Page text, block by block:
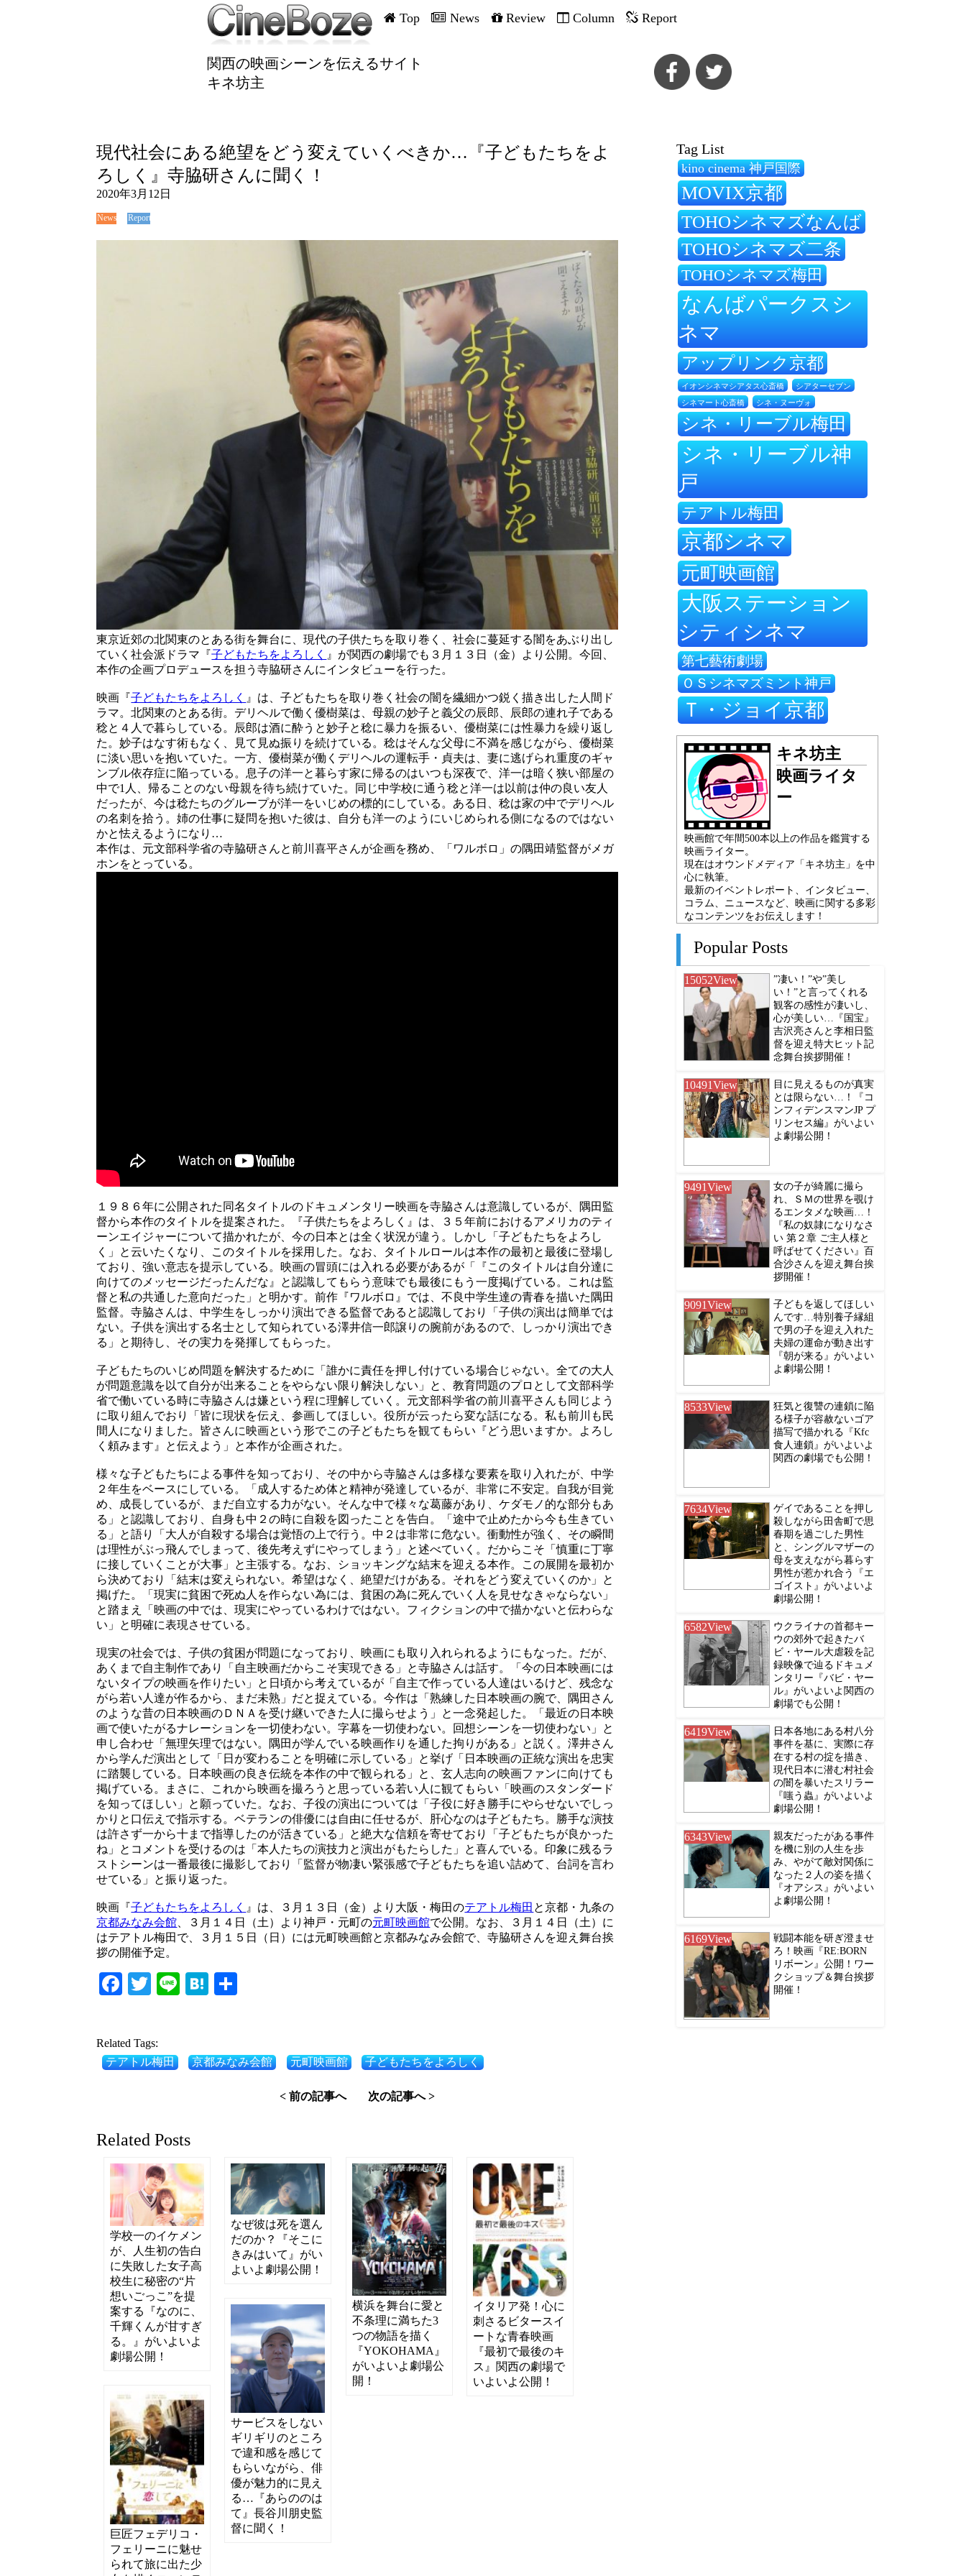
Top News Review Column Report
関西の映画シーンを伝えるサイト
キネ坊主
現代社会にある絶望をどう変えていくべきか…『子どもたちをよ
ろしく』寺脇研さんに聞く！
2020年3月12日
News Report
東京近郊の北関東のとある街を舞台に、現代の子供たちを取り巻く、社会に蔓延する闇をあぶり出し
ていく社会派ドラマ『子どもたちをよろしく 』が関西の劇場でも３月１３日（金）より公開。今回、
本作の企画プロデュースを担う寺脇研さんにインタビューを行った。
映画『子どもたちをよろしく 』は、子どもたちを取り巻く社会の闇を繊細かつ鋭く描き出した人間ド
ラマ。北関東のとある街。デリヘルで働く優樹菜は、母親の妙子と義父の辰郎、辰郎の連れ子である
稔と４人で暮らしている。辰郎は酒に酔うと妙子と稔に暴力を振るい、優樹菜には性暴力を繰り返し
た。妙子はなす術もなく、見て見ぬ振りを続けている。稔はそんな父母に不満を感じながら、優樹菜
に淡い思いを抱いていた。一方、優樹菜が働くデリヘルの運転手・貞夫は、妻に逃げられ重度のギャ
ンブル依存症に陥っている。息子の洋一と暮らす家に帰るのはいつも深夜で、洋一は暗く狭い部屋の
中で1人、帰ることのない母親を待ち続けていた。同じ中学校に通う稔と洋一は以前は仲の良い友人
だったが、今は稔たちのグループが洋一をいじめの標的にしている。ある日、稔は家の中でデリヘル
の名刺を拾う。姉の仕事に疑問を抱いた彼は、自分も洋一のようにいじめられる側になるのではない
かと怯えるようになり…
本作は、元文部科学省の寺脇研さんと前川喜平さんが企画を務め、「ワルボロ」の隅田靖監督がメガ
ホンをとっている。
１９８６年に公開された同名タイトルのドキュメンタリー映画を寺脇さんは意識しているが、隅田監
督から本作のタイトルを提案された。『子供たちをよろしく』は、３５年前におけるアメリカのティ
ーンエイジャーについて描かれたが、今の日本とは全く状況が違う。しかし「子どもたちをよろし
く」と云いたくなり、このタイトルを採用した。なお、タイトルロールは本作の最初と最後に登場し
ており、強い意志を提示している。映画の冒頭には入れる必要があるが「『このタイトルは自分達に
向けてのメッセージだったんだな』と認識してもらう意味でも最後にもう一度掲げている。これは監
督と私の共通した意向だった」と明かす。前作『ワルボロ』では、不良中学生達の青春を描いた隅田
監督。寺脇さんは、中学生をしっかり演出できる監督であると認識しており「子供の演出は簡単では
ない。子供を演出する名士として知られている澤井信一郎譲りの腕前があるので、しっかり演出でき
る」と期待し、その実力を発揮してもらった。
子どもたちのいじめ問題を解決するために「誰かに責任を押し付けている場合じゃない。全ての大人
が問題意識を以て自分が出来ることをやらない限り解決しない」と、教育問題のプロとして文部科学
省で働いている時に寺脇さんは嫌という程に理解していく。元文部科学省の前川喜平さんも同じよう
に取り組んでおり「皆に現状を伝え、参画してほしい。役所が云ったら変な話になる。私も前川も民
間人になりました。皆さんに映画という形でこの子どもたちを観てもらい『どう思いますか。よろし
く頼みます』と伝えよう」と本作が企画された。
様々な子どもたちによる事件を知っており、その中から寺脇さんは多様な要素を取り入れたが、中学
２年生をベースにしている。「成人するため体と精神が発達しているが、非常に不安定。自我が目覚
め、成長しているが、まだ自立する力がない。そんな中で様々な葛藤があり、ケダモノ的な部分もあ
る」と認識しており、自身も中２の時に自殺を図ったことを告白。「途中で止めたから今も生きてい
る」と語り「大人が自殺する場合は覚悟の上で行う。中２は非常に危ない。衝動性が強く、その瞬間
は理性がぶっ飛んでしまって、後先考えずにやってしまう」と述べていく。だからこそ「慎重に丁寧
に接していくことが大事」と主張する。なお、ショッキングな結末を迎える本作。この展開を最初か
ら決めており「結末は変えられない。希望はなく、絶望だけがある。それをどう変えていくのか」と
掲げた。「現実に貧困で死ぬ人を作らない為には、貧困の為に死んでいく人を見せなきゃならない」
と踏まえ「映画の中では、現実にやっているわけではない。フィクションの中で描かないと伝わらな
い」と明確に表現させている。
現実の社会では、子供の貧困が問題になっており、映画にも取り入れられるようにもなった。だが、
あくまで自主制作であり「自主映画だからこそ実現できる」と寺脇さんは話す。「今の日本映画には
ないタイプの映画を作りたい」と日頃から考えているが「自主で作っている人達はいるけど、残念な
がら若い人達が作るから、まだ未熟」だと捉えている。今作は「熟練した日本映画の腕で、隅田さん
のような昔の日本映画のＤＮＡを受け継いできた人に撮らせよう」と一念発起した。「最近の日本映
画で使いたがるナレーションを一切使わない。字幕を一切使わない。回想シーンを一切使わない」と
申し合わせ「無理矢理ではない。隅田が学んでいる映画作りを通した拘りがある」と説く。澤井さん
から学んだ演出として「日が変わることを明確に示している」と挙げ「日本映画の正統な演出を忠実
に踏襲している。日本映画の良き伝統を本作の中で観られる」と、玄人志向の映画ファンに向けても
掲げている。まさに、これから映画を撮ろうと思っている若い人に観てもらい「映画のスタンダード
を知ってほしい」と願っていた。なお、子役の演出については「子役に好き勝手にやらせないでしっ
かりと口伝えで指示する。ベテランの俳優には自由に任せるが、肝心なのは子どもたち。勝手な演技
は許さず一から十まで指導したのが活きている」と絶大な信頼を寄せており「子どもたちが良かった
ね」とコメントを受けるのは「本人たちの演技力と演出がもたらした」と喜んでいる。印象に残るラ
ストシーンは一番最後に撮影しており「監督が物凄い緊張感で子どもたちを追い詰めて、台詞を言わ
せている」と振り返った。
映画『子どもたちをよろしく 』は、３月１３日（金）より大阪・梅田のテアトル梅田 と京都・九条の
京都みなみ会館 、３月１４日（土）より神戸・元町の元町映画館で公開。なお、３月１４日（土）に
はテアトル梅田で、３月１５日（日）には元町映画館と京都みなみ会館で、寺脇研さんを迎え舞台挨
拶の開催予定。
Facebook
TwitterLineHatena
Related Tags:
テアトル梅田
京都みなみ会館 元町映画館 子どもたちをよろしく
< 前の記事へ 次の記事へ >
Related Posts
学校一のイケメン
が、人生初の告白
に失敗した女子高
校生に秘密の“片
想いごっこ”を提
案する『なのに、
千輝くんが甘すぎ
る。』がいよいよ
劇場公開！
なぜ彼は死を選ん
だのか？『そこに
きみはいて』がい
よいよ劇場公開！
横浜を舞台に愛と
不条理に満ちた3
つの物語を描く
『YOKOHAMA』
がいよいよ劇場公
開！
イタリア発！心に
刺さるビタースイ
ートな青春映画
『最初で最後のキ
ス』関西の劇場で
いよいよ公開！
サービスをしない
ギリギリのところ
で違和感を感じて
もらいながら、俳
優が魅力的に見え
る…『あらののは
て』長谷川朋史監
督に聞く！
巨匠フェデリコ・
フェリーニに魅せ
られて旅に出た少
Tag List
kino cinema 神戸国際
MOVIX京都
TOHOシネマズなんば
TOHOシネマズ二条
TOHOシネマズ梅田
なんばパークスシ
ネマ
アップリンク京都
イオンシネマシアタス心斎橋 シアターセブン
シネマート心斎橋 シネ・ヌーヴォ
シネ・リーブル梅田
シネ・リーブル神
戸
テアトル梅田
京都シネマ
元町映画館
大阪ステーション
シティシネマ
第七藝術劇場
ＯＳシネマズミント神戸
Ｔ・ジョイ京都
キネ坊主
映画ライタ
ー
映画館で年間500本以上の作品を鑑賞する
映画ライター。
現在はオウンドメディア「キネ坊主」を中
心に執筆。
最新のイベントレポート、インタビュー、
コラム、ニュースなど、映画に関する多彩
なコンテンツをお伝えします！
Popular Posts
15052View
”凄い！”や”美し
い！”と言ってくれる
観客の感性が凄いし、
心が美しい…『国宝』
吉沢亮さんと李相日監
督を迎え特大ヒット記
念舞台挨拶開催！
10491View
目に見えるものが真実
とは限らない…！『コ
ンフィデンスマンJP プ
リンセス編』がいよい
よ劇場公開！
9491View
女の子が綺麗に撮ら
れ、ＳＭの世界を覗け
るエンタメな映画…！
『私の奴隷になりなさ
い 第２章 ご主人様と
呼ばせてください』百
合沙さんを迎え舞台挨
拶開催！
9091View
子どもを返してほしい
んです…特別養子縁組
で男の子を迎え入れた
夫婦の運命が動き出す
『朝が来る』がいよい
よ劇場公開！
8533View
狂気と復讐の連鎖に陥
る様子が容赦ないゴア
描写で描かれる『Kfc
食人連鎖』がいよいよ
関西の劇場でも公開！
7634View
ゲイであることを押し
殺しながら田舎町で思
春期を過ごした男性
と、シングルマザーの
母を支えながら暮らす
男性が惹かれ合う『エ
ゴイスト』がいよいよ
劇場公開！
6582View
ウクライナの首都キー
ウの郊外で起きたバ
ビ・ヤール大虐殺を記
録映像で辿るドキュメ
ンタリー『バビ・ヤー
ル』がいよいよ関西の
劇場でも公開！
6419View
日本各地にある村八分
事件を基に、実際に存
在する村の掟を描き、
現代日本に潜む村社会
の闇を暴いたスリラー
『嗤う蟲』がいよいよ
劇場公開！
6343View
親友だったがある事件
を機に別の人生を歩
み、やがて敵対関係に
なった２人の姿を描く
『オアシス』がいよい
よ劇場公開！
6169View
戦闘本能を研ぎ澄ませ
ろ！映画『RE:BORN
リボーン』公開！ワー
クショップ＆舞台挨拶
開催！